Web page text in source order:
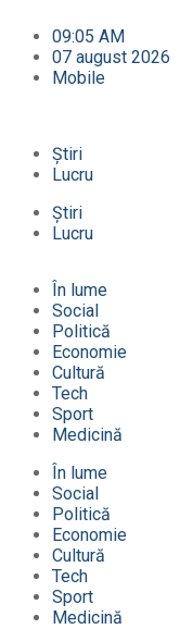
09:05 AM
07 august 2026
Mobile
Știri
Lucru
Știri
Lucru
În lume
Social
Politică
Economie
Cultură
Tech
Sport
Medicină
În lume
Social
Politică
Economie
Cultură
Tech
Sport
Medicină